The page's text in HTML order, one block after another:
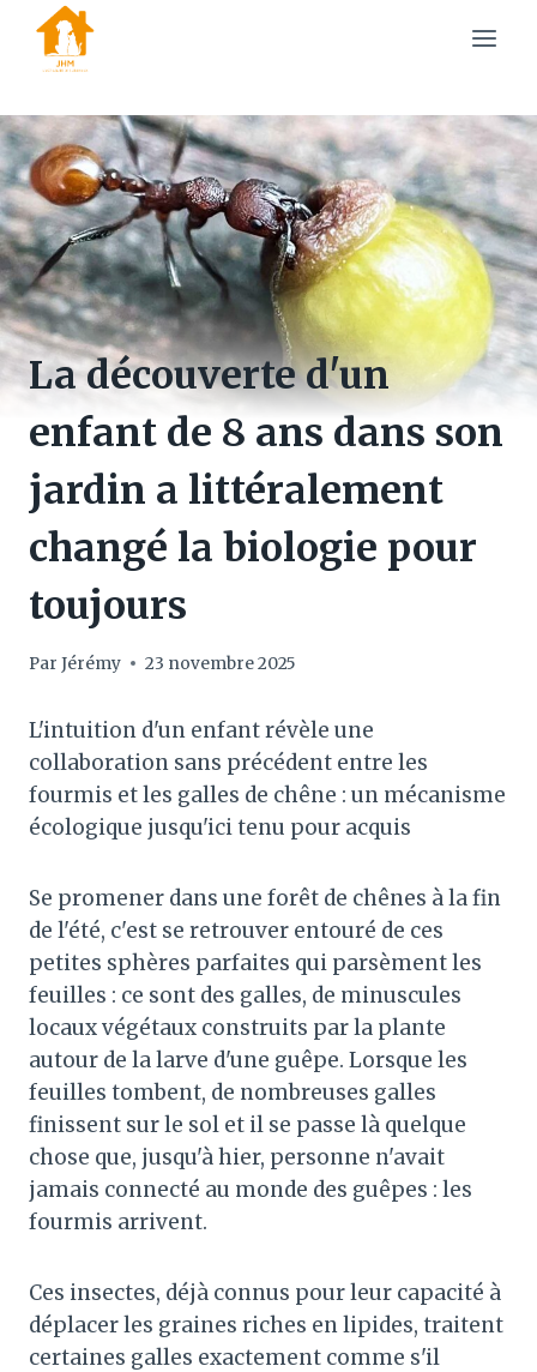
content
La découverte d'un
enfant de 8 ans dans son
jardin a littéralement
changé la biologie pour
toujours
Par Jérémy 23 novembre 2025
L'intuition d'un enfant révèle une
collaboration sans précédent entre les
fourmis et les galles de chêne : un mécanisme
écologique jusqu'ici tenu pour acquis
Se promener dans une forêt de chênes à la fin
de l'été, c'est se retrouver entouré de ces
petites sphères parfaites qui parsèment les
feuilles : ce sont des galles, de minuscules
locaux végétaux construits par la plante
autour de la larve d'une guêpe. Lorsque les
feuilles tombent, de nombreuses galles
finissent sur le sol et il se passe là quelque
chose que, jusqu'à hier, personne n'avait
jamais connecté au monde des guêpes : les
fourmis arrivent.
Ces insectes, déjà connus pour leur capacité à
déplacer les graines riches en lipides, traitent
certaines galles exactement comme s'il